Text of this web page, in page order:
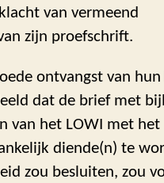
van vermeend
zijn proefschrift.
ontvangst van
dat de brief met
van het LOWI met het
diende(n) te
zou besluiten, zou